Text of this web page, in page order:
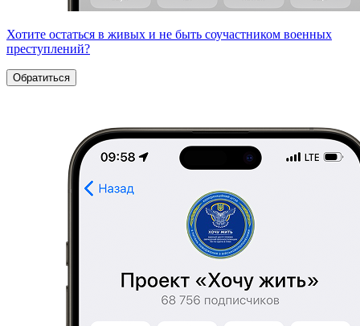
Хотите остаться в живых и не быть соучастником военных
преступлений?
Обратиться